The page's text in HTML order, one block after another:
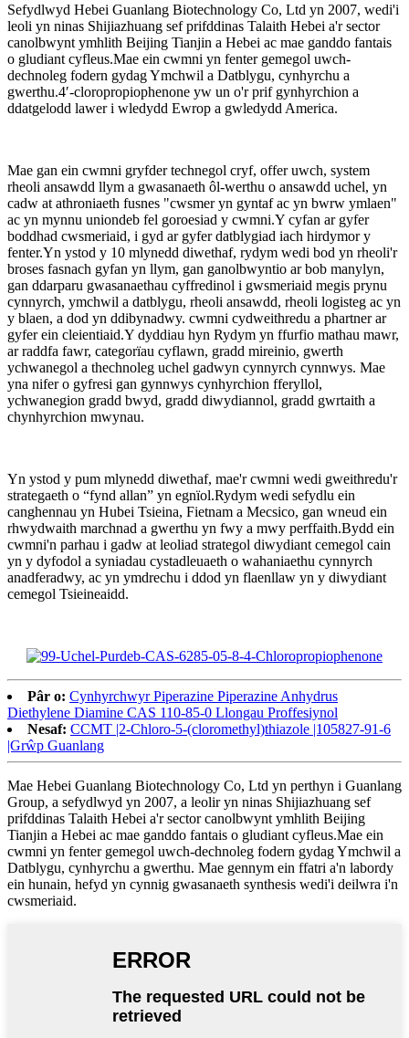
Sefydlwyd Hebei Guanlang Biotechnology Co, Ltd yn 2007, wedi'i
leoli yn ninas Shijiazhuang sef prifddinas Talaith Hebei a'r sector
canolbwynt ymhlith Beijing Tianjin a Hebei ac mae ganddo fantais
o gludiant cyfleus.Mae ein cwmni yn fenter gemegol uwch-
dechnoleg fodern gydag Ymchwil a Datblygu, cynhyrchu a
gwerthu.4′-cloropropiophenone yw un o'r prif gynhyrchion a
ddatgelodd lawer i wledydd Ewrop a gwledydd America.
Mae gan ein cwmni gryfder technegol cryf, offer uwch, system
rheoli ansawdd llym a gwasanaeth ôl-werthu o ansawdd uchel, yn
cadw at athroniaeth fusnes "cwsmer yn gyntaf ac yn bwrw ymlaen"
ac yn mynnu uniondeb fel goroesiad y cwmni.Y cyfan ar gyfer
boddhad cwsmeriaid, i gyd ar gyfer datblygiad iach hirdymor y
fenter.Yn ystod y 10 mlynedd diwethaf, rydym wedi bod yn rheoli'r
broses fasnach gyfan yn llym, gan ganolbwyntio ar bob manylyn,
gan ddarparu gwasanaethau cyffredinol i gwsmeriaid megis prynu
cynnyrch, ymchwil a datblygu, rheoli ansawdd, rheoli logisteg ac yn
y blaen, a dod yn ddibynadwy. cwmni cydweithredu a phartner ar
gyfer ein cleientiaid.Y dyddiau hyn Rydym yn ffurfio mathau mawr,
ar raddfa fawr, categorïau cyflawn, gradd mireinio, gwerth
ychwanegol a thechnoleg uchel gadwyn cynnyrch cynnwys. Mae
yna nifer o gyfresi gan gynnwys cynhyrchion fferyllol,
ychwanegion gradd bwyd, gradd diwydiannol, gradd gwrtaith a
chynhyrchion mwynau.
Yn ystod y pum mlynedd diwethaf, mae'r cwmni wedi gweithredu'r
strategaeth o “fynd allan” yn egnïol.Rydym wedi sefydlu ein
canghennau yn Hubei Tsieina, Fietnam a Mecsico, gan wneud ein
rhwydwaith marchnad a gwerthu yn fwy a mwy perffaith.Bydd ein
cwmni'n parhau i gadw at leoliad strategol diwydiant cemegol cain
yn y dyfodol a syniadau cystadleuaeth o wahaniaethu cynnyrch
anadferadwy, ac yn ymdrechu i ddod yn flaenllaw yn y diwydiant
cemegol Tsieineaidd.
Pâr o: Cynhyrchwyr Piperazine Piperazine Anhydrus
Diethylene Diamine CAS 110-85-0 Llongau Proffesiynol
Nesaf: CCMT |2-Chloro-5-(cloromethyl)thiazole |105827-91-6
|Grŵp Guanlang
Mae Hebei Guanlang Biotechnology Co, Ltd yn perthyn i Guanlang
Group, a sefydlwyd yn 2007, a leolir yn ninas Shijiazhuang sef
prifddinas Talaith Hebei a'r sector canolbwynt ymhlith Beijing
Tianjin a Hebei ac mae ganddo fantais o gludiant cyfleus.Mae ein
cwmni yn fenter gemegol uwch-dechnoleg fodern gydag Ymchwil a
Datblygu, cynhyrchu a gwerthu. Mae gennym ein ffatri a'n labordy
ein hunain, hefyd yn cynnig gwasanaeth synthesis wedi'i deilwra i'n
cwsmeriaid.